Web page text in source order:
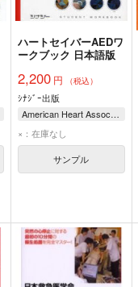
ハートセイバーAEDワ
ークブック 日本語版
2,200 円 （税込）
ｼﾅｼﾞｰ出版
American Heart Association
日本ACLS協会/監修
×：在庫なし
サンプル